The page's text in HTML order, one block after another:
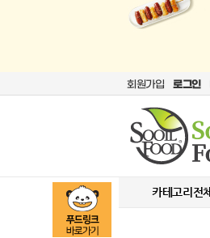
회원가입 로그인
카테고리전체